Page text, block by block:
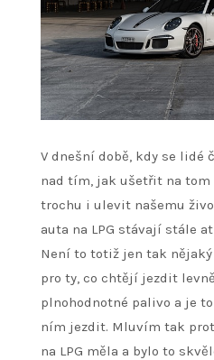
V dnešní době, kdy se lidé
nad tím, jak ušetřit na tom
trochu i ulevit našemu
auta na LPG stávají stále
Není to totiž jen tak
pro ty, co chtějí jezdit
plnohodnotné palivo a je
ním jezdit. Mluvím tak
na LPG měla a bylo to